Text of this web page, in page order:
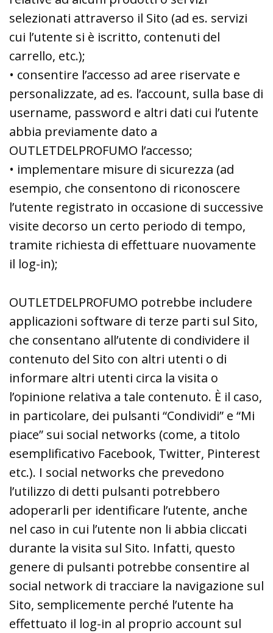
selezionati attraverso il Sito (ad es. servizi
cui l’utente si è iscritto, contenuti del
carrello, etc.);
• consentire l’accesso ad aree riservate e
personalizzate, ad es. l’account, sulla base di
username, password e altri dati cui l’utente
abbia previamente dato a
OUTLETDELPROFUMO l’accesso;
• implementare misure di sicurezza (ad
esempio, che consentono di riconoscere
l’utente registrato in occasione di successive
visite decorso un certo periodo di tempo,
tramite richiesta di effettuare nuovamente
il log-in);
OUTLETDELPROFUMO potrebbe includere
applicazioni software di terze parti sul Sito,
che consentano all’utente di condividere il
contenuto del Sito con altri utenti o di
informare altri utenti circa la visita o
l’opinione relativa a tale contenuto. È il caso,
in particolare, dei pulsanti “Condividi” e “Mi
piace” sui social networks (come, a titolo
esemplificativo Facebook, Twitter, Pinterest
etc.). I social networks che prevedono
l’utilizzo di detti pulsanti potrebbero
adoperarli per identificare l’utente, anche
nel caso in cui l’utente non li abbia cliccati
durante la visita sul Sito. Infatti, questo
genere di pulsanti potrebbe consentire al
social network di tracciare la navigazione sul
Sito, semplicemente perché l’utente ha
effettuato il log-in al proprio account sul